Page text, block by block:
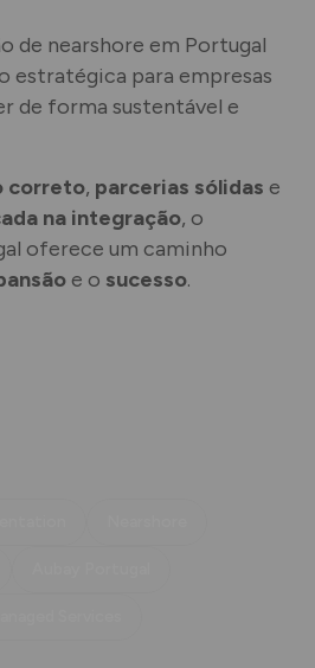
de nearshore em Portugal
estratégica para empresas
de forma sustentável e
correto, parcerias sólidas e
na integração, o
oferece um caminho
e o sucesso.